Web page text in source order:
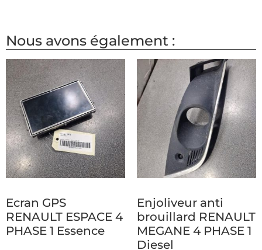
Nous avons également :
Ecran GPS
RENAULT ESPACE 4
PHASE 1 Essence
Enjoliveur anti
brouillard RENAULT
MEGANE 4 PHASE 1
Diesel